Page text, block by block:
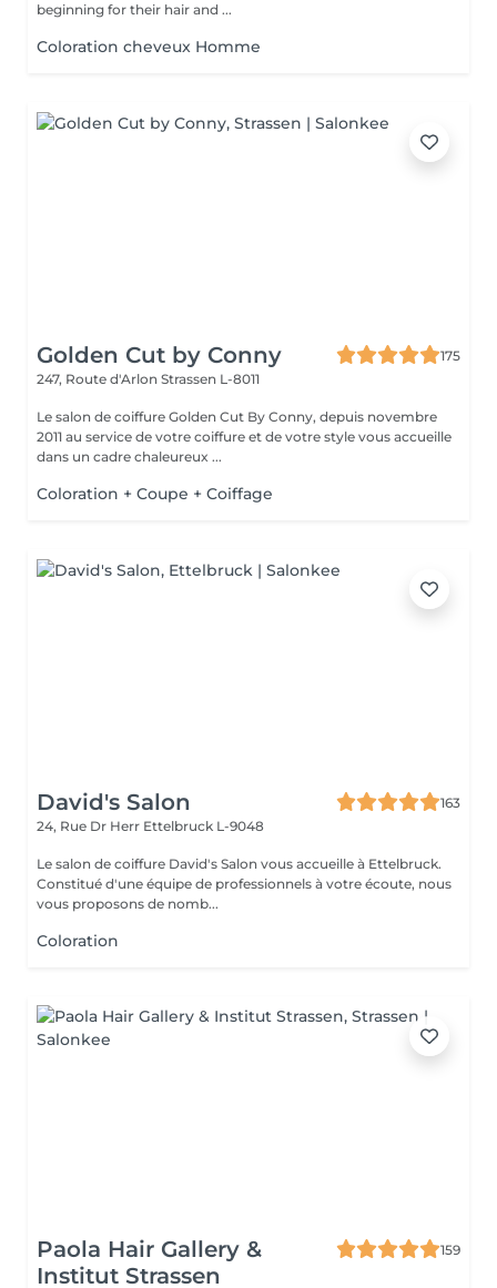
beginning for their hair and ...
Coloration cheveux Homme
Golden Cut by Conny
175
247, Route d'Arlon Strassen L-8011
Le salon de coiffure Golden Cut By Conny, depuis novembre
2011 au service de votre coiffure et de votre style vous accueille
dans un cadre chaleureux ...
Coloration + Coupe + Coiffage
David's Salon
163
24, Rue Dr Herr Ettelbruck L-9048
Le salon de coiffure David's Salon vous accueille à Ettelbruck.
Constitué d'une équipe de professionnels à votre écoute, nous
vous proposons de nomb...
Coloration
Paola Hair Gallery &
Institut Strassen
159